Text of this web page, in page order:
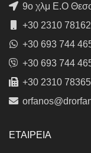
9ο χλμ Ε.Ο
+30 2310
+30 693 744
+30 693 744
+30 2310
ΕΤΑΙΡΕΙΑ